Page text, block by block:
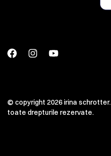
© copyright 2026 irina schrotter.
toate drepturile rezervate.